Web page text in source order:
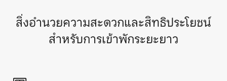
สิ่งอำนวยความสะดวกและสิทธิประโยชน์
สำหรับการเข้าพักระยะยาว